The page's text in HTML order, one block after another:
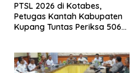
PTSL 2026 di Kotabes,
Petugas Kantah Kabupaten
Kupang Tuntas Periksa 506